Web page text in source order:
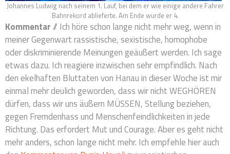
Johannes Ludwig nach seinem 1. Lauf, bei dem er wie einige andere Fahrer
Bahnrekord ablieferte. Am Ende wurde er 4.
Kommentar// Ich höre schon lange nicht mehr weg, wenn in
meiner Gegenwart rassistische, sexistische, homophobe
oder diskriminierende Meinungen geäußert werden. Ich sage
etwas dazu. Ich reagiere inzwischen sehr empfindlich. Nach
den ekelhaften Bluttaten von Hanau in dieser Woche ist mir
einmal mehr deulich geworden, dass wir nicht WEGHÖREN
dürfen, dass wir uns äußern MÜSSEN, Stellung beziehen,
gegen Fremdenhass und Menschenfeindlichkeiten in jede
Richtung. Das erfordert Mut und Courage. Aber es geht nicht
mehr anders, schon lange nicht mehr. Ich empfehle hier auch